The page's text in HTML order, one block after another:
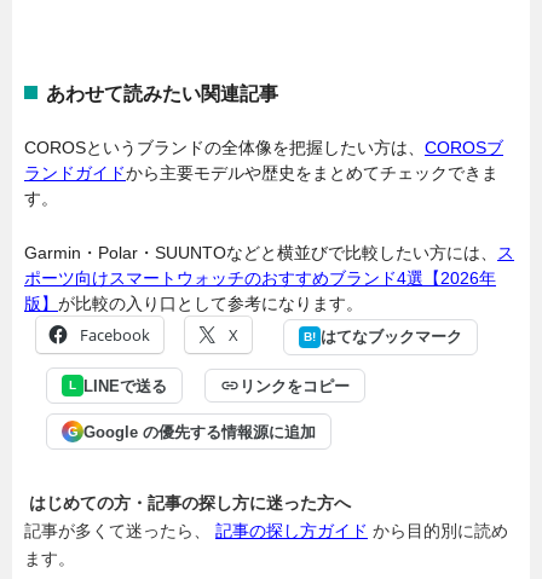
あわせて読みたい関連記事
COROSというブランドの全体像を把握したい方は、 COROSブ
ランドガイドから主要モデルや歴史をまとめてチェックできま
す。
Garmin・Polar・SUUNTOなどと横並びで比較したい方には、 ス
ポーツ向けスマートウォッチのおすすめブランド4選【2026年
版】 が比較の入り口として参考になります。
Facebook X B! はてなブックマーク
L LINEで送る リンクをコピー
G Google の優先する情報源に追加
はじめての方・記事の探し方に迷った方へ
記事が多くて迷ったら、 記事の探し方ガイド から目的別に読め
ます。